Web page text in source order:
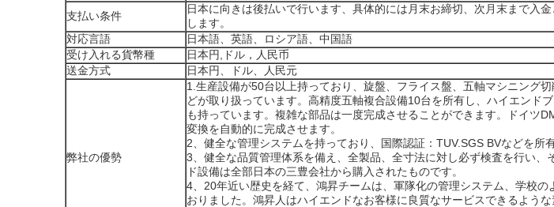
支払い条件
日本に向きは後払いで行います、具体的には月末お締切、次月末まで入
します。
対応言語
日本語、英語、ロシア語、中国語
受け入れる貨幣種
日本円,ドル，人民币
送金方式
日本円、ドル、人民元
弊社の優勢
1.生産設備が50台以上持っており、旋盤、フライス盤、五軸マシニング
どが取り扱っています。高精度五軸複合設備10台を所有し、ハイエンド
も持っています。複雑な部品は一度完成させることができます。ドイツ
変換を自動的に完成させます。
2、健全な管理システムを持っており、国際認証：TUV.SGS BVなどを所
3、健全な品質管理体系を備え、全製品、全寸法に対し必ず検査を行い
ド設備は全部日本の三豊会社から購入されたものです。
4、20年近い歴史を経て、鴻昇チームは、軍隊化の管理システム、学校
おりました。鴻昇人はハイエンドなお客様に良質なサービスできるような